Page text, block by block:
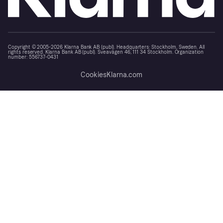
Copyright © 2005-2026 Klarna Bank AB (publ). Headquarters: Stockholm, Sweden. All
rights reserved. Klarna Bank AB (publ). Sveavägen 46, 111 34 Stockholm. Organization
number: 556737-0431
CookiesKlarna.com